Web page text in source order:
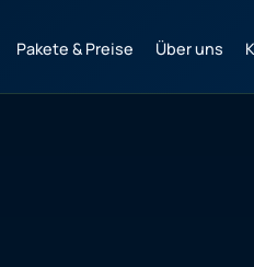
Pakete & Preise Über uns